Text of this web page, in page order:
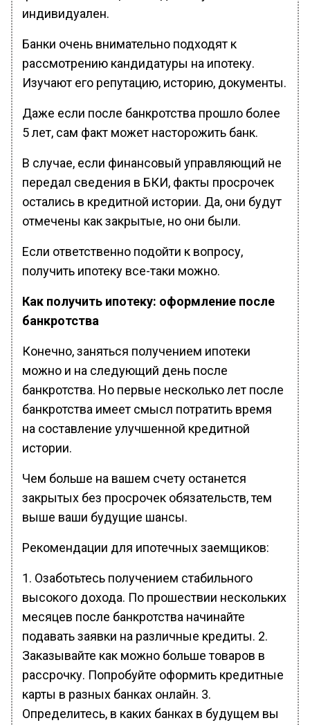
индивидуален.
Банки очень внимательно подходят к
рассмотрению кандидатуры на ипотеку.
Изучают его репутацию, историю, документы.
Даже если после банкротства прошло более
5 лет, сам факт может насторожить банк.
В случае, если финансовый управляющий не
передал сведения в БКИ, факты просрочек
остались в кредитной истории. Да, они будут
отмечены как закрытые, но они были.
Если ответственно подойти к вопросу,
получить ипотеку все-таки можно.
Как получить ипотеку: оформление после
банкротства
Конечно, заняться получением ипотеки
можно и на следующий день после
банкротства. Но первые несколько лет после
банкротства имеет смысл потратить время
на составление улучшенной кредитной
истории.
Чем больше на вашем счету останется
закрытых без просрочек обязательств, тем
выше ваши будущие шансы.
Рекомендации для ипотечных заемщиков:
1. Озаботьтесь получением стабильного
высокого дохода. По прошествии нескольких
месяцев после банкротства начинайте
подавать заявки на различные кредиты. 2.
Заказывайте как можно больше товаров в
рассрочку. Попробуйте оформить кредитные
карты в разных банках онлайн. 3.
Определитесь, в каких банках в будущем вы